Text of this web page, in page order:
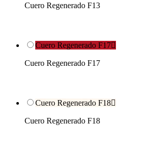
Cuero Regenerado F13
Cuero Regenerado F17
Cuero Regenerado F17
Cuero Regenerado F18
Cuero Regenerado F18